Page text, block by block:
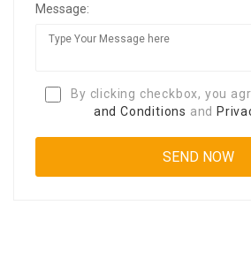
Message:
By clicking checkbox, you
and Conditions and